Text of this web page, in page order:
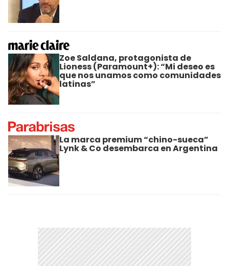
Zoe Saldana, protagonista de
Lioness (Paramount+): “Mi deseo es
que nos unamos como comunidades
latinas”
La marca premium “chino-sueca”
Lynk & Co desembarca en Argentina